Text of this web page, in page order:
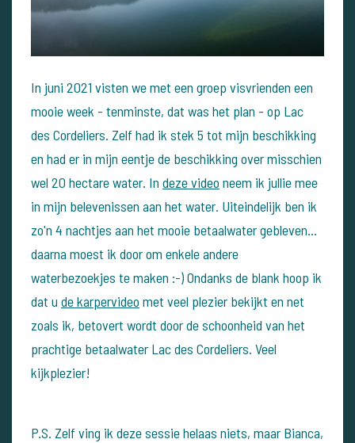
In juni 2021 visten we met een groep visvrienden een
mooie week - tenminste, dat was het plan - op Lac
des Cordeliers. Zelf had ik stek 5 tot mijn beschikking
en had er in mijn eentje de beschikking over misschien
wel 20 hectare water. In deze video neem ik jullie mee
in mijn belevenissen aan het water. Uiteindelijk ben ik
zo'n 4 nachtjes aan het mooie betaalwater gebleven...
daarna moest ik door om enkele andere
waterbezoekjes te maken :-)Ondanks de blank hoop ik
dat u de karpervideo met veel plezier bekijkt en net
zoals ik, betovert wordt door de schoonheid van het
prachtige betaalwater Lac des Cordeliers. Veel
kijkplezier!
P.S. Zelf ving ik deze sessie helaas niets, maar Bianca,